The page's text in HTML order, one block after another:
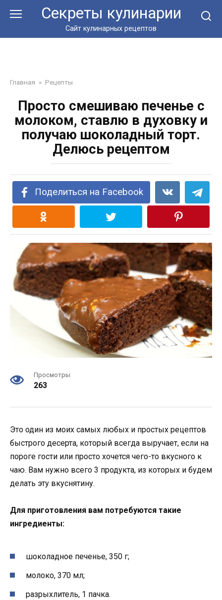
Секреты кулинарии
Сайт кулинарных рецептов
Главная » Рецепты
Просто смешиваю печенье с
молоком, ставлю в духовку и
получаю шоколадный торт.
Делюсь рецептом
Поделиться на Facebook
Просмотры
263
Это один из моих самых любых и простых рецептов
быстрого десерта, который всегда выручает, если на
пороге гости или просто хочется чего-то вкусного к
чаю. Вам нужно всего 3 продукта, из которых и будем
делать эту вкуснятину.
Для приготовления вам потребуются такие
ингредиенты:
шоколадное печенье, 350 г;
молоко, 370 мл;
разрыхлитель, 1 пачка.